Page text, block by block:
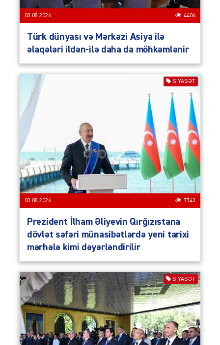
03.08.2026 4406
Türk dünyası və Mərkəzi Asiya ilə
əlaqələri ildən-ilə daha da möhkəmlənir
SIYASƏT
03.08.2026 7743
Prezident İlham Əliyevin Qırğızıstana
dövlət səfəri münasibətlərdə yeni tarixi
mərhələ kimi dəyərləndirilir
SIYASƏT